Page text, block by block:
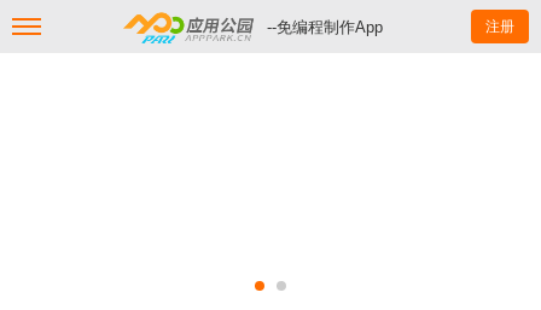
--免编程制作App 注册